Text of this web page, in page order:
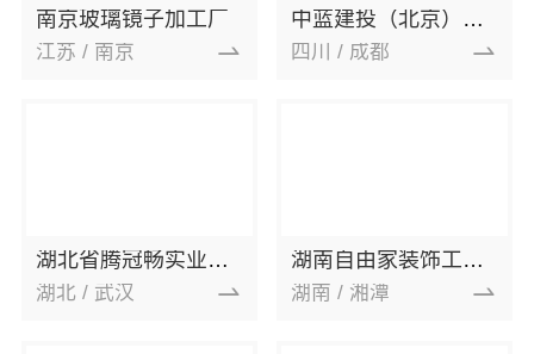
南京玻璃镜子加工厂
江苏 / 南京
中蓝建投（北京）建设有限公司四川第一分公司
四川 / 成都
湖北省腾冠畅实业贸易有限公司
湖北 / 武汉
湖南自由家装饰工程有限公司
湖南 / 湘潭